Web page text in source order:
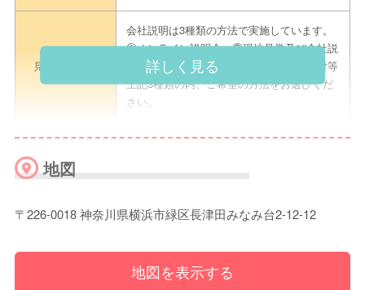
詳しく見る
見学のながれ
会社説明は3種類の方法で実施しています。
①オンライン説明会 ②現地見学及び会社説
明会 ③電話による会社説明・ご相談受付等
上記3種類の内、ご希望の方法をお選びくだ
さい。
筆記用具
Pエントリー画面よりお申し込みください。
担当者 法人本部 人事課 末冨
地図
〒226-0018 神奈川県横浜市緑区長津田みなみ台2-12-12
地図を表示する